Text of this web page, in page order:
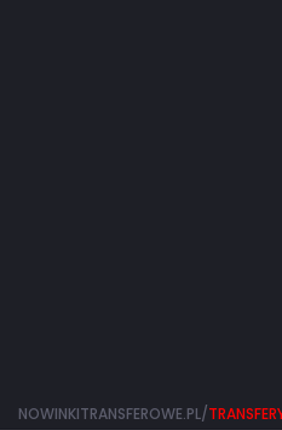
NOWINKITRANSFEROWE.PL/